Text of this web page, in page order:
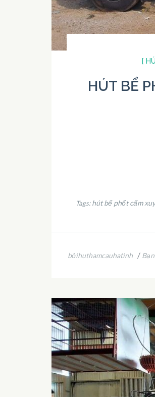
[
HÚT BỂ
Tags:hút bể phốt cẩm
bởihuthamcauhatinh /